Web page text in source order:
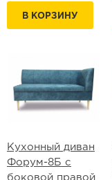
В КОРЗИНУ
Кухонный диван
Форум-8Б с
боковой правой